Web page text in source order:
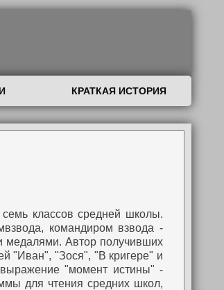
КРАТКАЯ ИСТОРИЯ
классов средней школы.
командиром взвода -
медалями. Автор получивших
"Иван", "Зося", "В кригере" и
"момент истины" -
для чтения средних школ,